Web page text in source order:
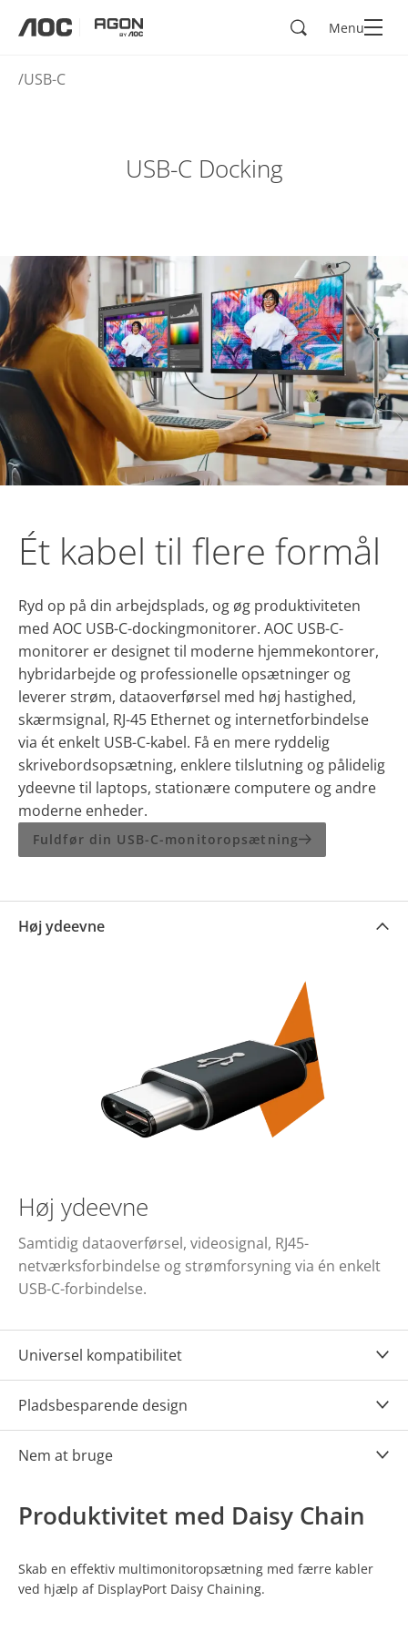
Søg Menu
USB-C
USB-C Docking
Ét kabel til flere formål
Ryd op på din arbejdsplads, og øg produktiviteten
med AOC USB-C-dockingmonitorer. AOC USB-C-
monitorer er designet til moderne hjemmekontorer,
hybridarbejde og professionelle opsætninger og
leverer strøm, dataoverførsel med høj hastighed,
skærmsignal, RJ-45 Ethernet og internetforbindelse
via ét enkelt USB-C-kabel. Få en mere ryddelig
skrivebordsopsætning, enklere tilslutning og pålidelig
ydeevne til laptops, stationære computere og andre
moderne enheder.
Fuldfør din USB-C-monitoropsætning
Høj ydeevne
Høj ydeevne
Samtidig dataoverførsel, videosignal, RJ45-
netværksforbindelse og strømforsyning via én enkelt
USB-C-forbindelse.
Universel kompatibilitet
Pladsbesparende design
Nem at bruge
Produktivitet med Daisy Chain
Skab en effektiv multimonitoropsætning med færre kabler
ved hjælp af DisplayPort Daisy Chaining.